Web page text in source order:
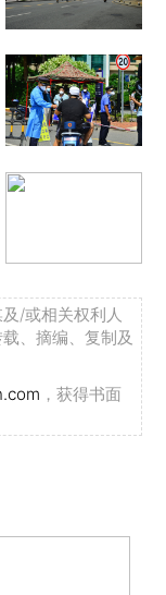
/或相关权利人
、摘编、复制及
，获得书面